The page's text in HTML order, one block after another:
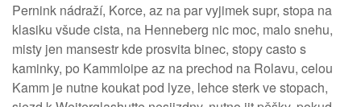
Pernink nádraží, Korce, az na par vyjimek supr, stopa na
klasiku všude cista, na Henneberg nic moc, malo snehu,
misty jen mansestr kde prosvita binec, stopy casto s
kaminky, po Kammloipe az na prechod na Rolavu, celou
Kamm je nutne koukat pod lyze, lehce sterk ve stopach,